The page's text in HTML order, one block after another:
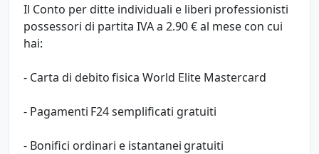
Il Conto per ditte individuali e liberi professionisti
possessori di partita IVA a 2.90 € al mese con cui
hai:
- Carta di debito fisica World Elite Mastercard
- Pagamenti F24 semplificati gratuiti
- Bonifici ordinari e istantanei gratuiti